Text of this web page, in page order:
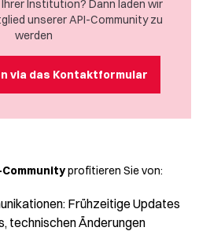
Institution? Dann laden wir
unserer API-Community zu
werden
via das Kontaktformular
Communityprofitieren Sie von:
Frühzeitige Updates
technischen Änderungen